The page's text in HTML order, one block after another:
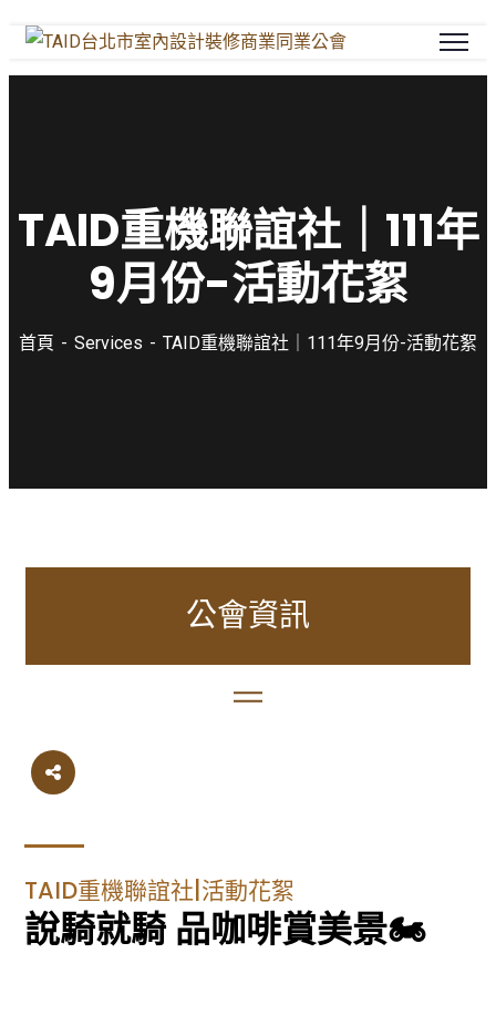
TAID重機聯誼社｜111年
9月份-活動花絮
首頁 Services TAID重機聯誼社｜111年9月份-活動花絮
公會資訊
TAID重機聯誼社|活動花絮
說騎就騎 品咖啡賞美景🏍️